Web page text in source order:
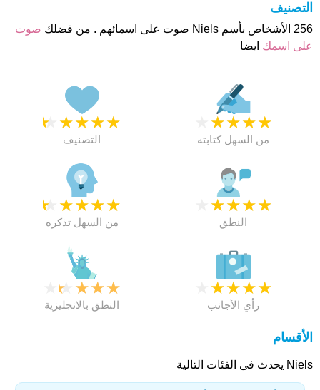
التصنيف
256 الأشخاص بأسم Niels صوت على اسمائهم . من فضلك
صوت
على اسمك ايضا
★
★
★
★
★
التصنيف
★
★
★
★
من السهل كتابته
★
★
★
★
★
من السهل تذكره
★
★
★
★
النطق
★
★
★
★
النطق بالانجليزية
★
★
★
★
رأي الأجانب
الأقسام
Niels يحدث فى الفئات التالية